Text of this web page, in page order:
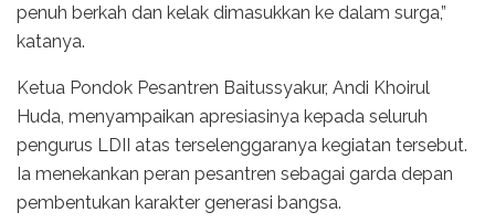
penuh berkah dan kelak dimasukkan ke dalam surga,”
katanya.
Ketua Pondok Pesantren Baitussyakur, Andi Khoirul
Huda, menyampaikan apresiasinya kepada seluruh
pengurus LDII atas terselenggaranya kegiatan tersebut.
Ia menekankan peran pesantren sebagai garda depan
pembentukan karakter generasi bangsa.